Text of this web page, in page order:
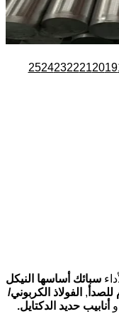
19
20
21
22
23
24
25
سبائك أساسها النيكل
للصدأ, الفولاذ الكربوني/
أنابيب حديد الدكتايل.